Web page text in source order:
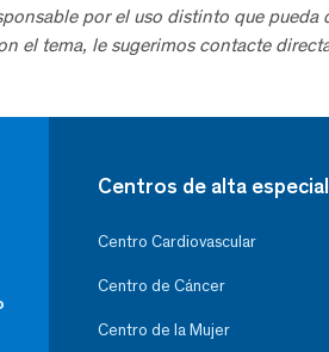
por el uso distinto que
el tema, le sugerimos contacte
Centros de alta
Centro Cardiovascular
Centro de Cáncer
Centro de la Mujer